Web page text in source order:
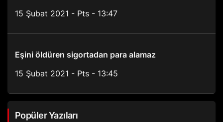
15 Şubat 2021 - Pts - 13:47
Eşini öldüren sigortadan para alamaz
15 Şubat 2021 - Pts - 13:45
Popüler Yazıları